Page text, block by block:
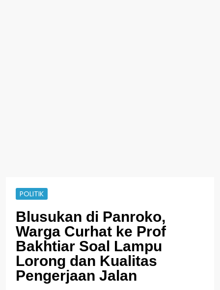
POLITIK
Blusukan di Panroko,
Warga Curhat ke Prof
Bakhtiar Soal Lampu
Lorong dan Kualitas
Pengerjaan Jalan